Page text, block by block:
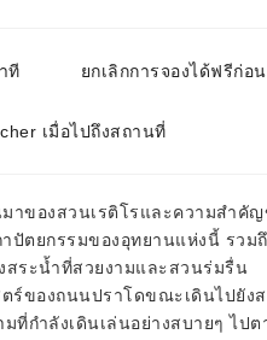
ที ยกเลิกการจองได้ฟรีก่อ
เมื่อไปถึงสถานที่
าของสวนเรติโรและความสำคั
ปัตยกรรมของอุทยานแห่งนี้ รวม
สระน้ำที่สวยงามและสวนร่มรื่น
ตร์ของถนนปราโดขณะเดินไปยัง
ที่กำลังเดินเล่นอย่างสบายๆ ไปต